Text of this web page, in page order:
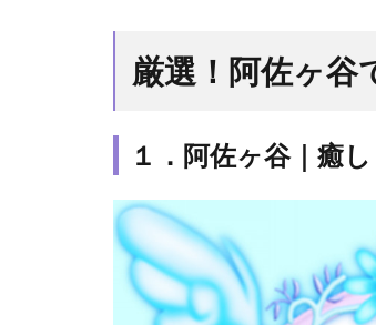
阿佐
ヶ谷
と有
占い
店7
選
1.1
厳選！阿佐ヶ谷
１．阿佐ヶ谷｜癒